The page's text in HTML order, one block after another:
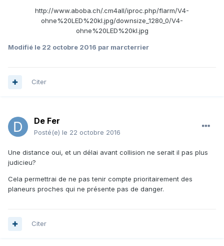
http://www.aboba.ch/.cm4all/iproc.php/flarm/V4-
ohne%20LED%20kl.jpg/downsize_1280_0/V4-
ohne%20LED%20kl.jpg
Modifié le 22 octobre 2016 par marcterrier
Citer
De Fer
Posté(e) le 22 octobre 2016
Une distance oui, et un délai avant collision ne serait il pas plus
judicieu?
Cela permettrai de ne pas tenir compte prioritairement des
planeurs proches qui ne présente pas de danger.
Citer